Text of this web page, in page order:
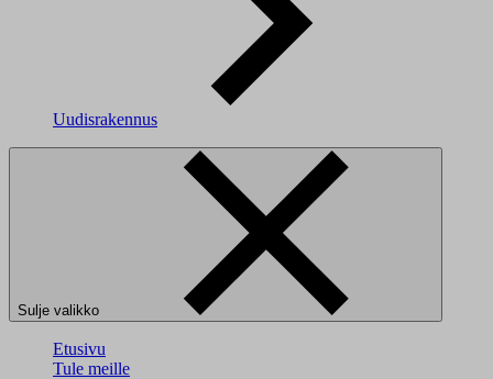
Uudisrakennus
Sulje valikko
Etusivu
Tule meille